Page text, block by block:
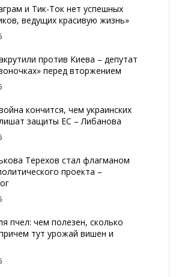
и Тик-Ток нет успешных
ведущих красивую жизнь»
против Киева – депутат
перед вторжением
кончится, чем украинских
защиты ЕС – Либанова
Терехов стал флагманом
проекта –
пчел: чем полезен, сколько
тут урожай вишен и